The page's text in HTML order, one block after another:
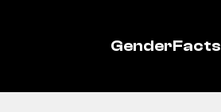
GenderFacts